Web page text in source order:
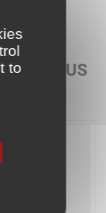
VOUS
to